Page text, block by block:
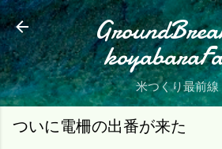
スキップしてメイン コン
米つくり最前線
ついに電柵の出番が来た